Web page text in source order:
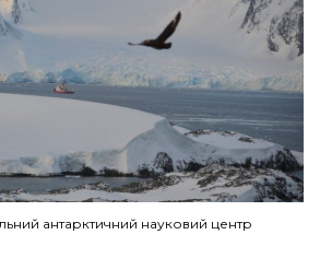
антарктичний науковий центр